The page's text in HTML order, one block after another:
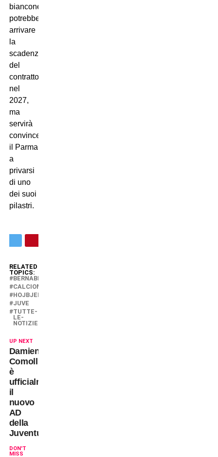
bianconeri
potrebbe
arrivare
la
scadenza
del
contratto
nel
2027,
ma
servirà
convincere
il Parma
a
privarsi
di uno
dei suoi
pilastri.
RELATED
TOPICS:
BERNABÉ
CALCIOMERCATO
HOJBJERG
JUVE
TUTTE-
LE-
NOTIZIE
UP NEXT
Damien
Comolli
è
ufficialmente
il
nuovo
AD
della
Juventus
DON'T
MISS